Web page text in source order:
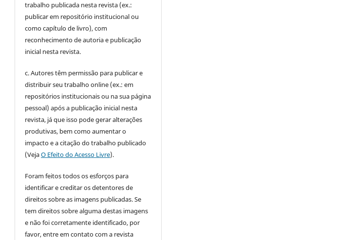
trabalho publicada nesta revista (ex.:
publicar em repositório institucional ou
como capítulo de livro), com
reconhecimento de autoria e publicação
inicial nesta revista.
c. Autores têm permissão para publicar e
distribuir seu trabalho online (ex.: em
repositórios institucionais ou na sua página
pessoal) após a publicação inicial nesta
revista, já que isso pode gerar alterações
produtivas, bem como aumentar o
impacto e a citação do trabalho publicado
(VejaO Efeito do Acesso Livre).
Foram feitos todos os esforços para
identificar e creditar os detentores de
direitos sobre as imagens publicadas. Se
tem direitos sobre alguma destas imagens
e não foi corretamente identificado, por
favor, entre em contato com a revista